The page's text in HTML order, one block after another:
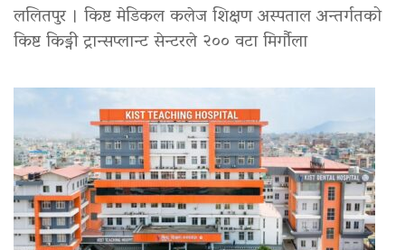
ललितपुर । किष्ट मेडिकल कलेज शिक्षण अस्पताल अन्तर्गतको
किष्ट किड्नी ट्रान्सप्लान्ट सेन्टरले २०० वटा मिर्गौला